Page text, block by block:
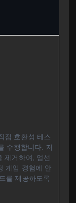
접 호환성 테스
수행합니다. 저
제거하여, 엄선
게임 경험에 안
를 제공하도록